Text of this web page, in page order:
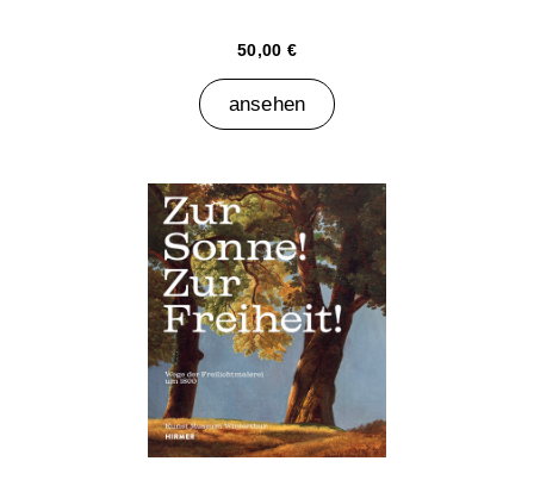
50,00 €
ansehen